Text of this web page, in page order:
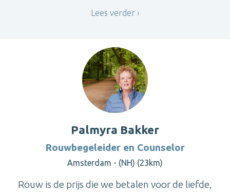
Lees verder
Palmyra Bakker
Rouwbegeleider en Counselor
Amsterdam - (NH) (23km)
Rouw is de prijs die we betalen voor de liefde,